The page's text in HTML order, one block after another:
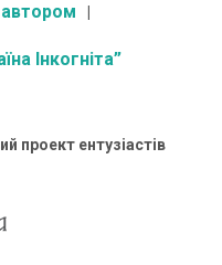
Інкогніта”
проект ентузіастів